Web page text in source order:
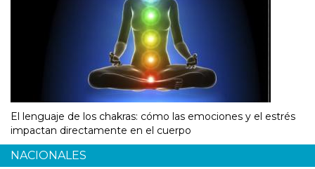
El lenguaje de los chakras: cómo las emociones y el estrés
impactan directamente en el cuerpo
NACIONALES